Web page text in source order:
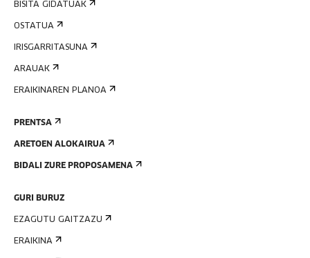
BISITA GIDATUAK
OSTATUA
IRISGARRITASUNA
ARAUAK
ERAIKINAREN PLANOA
PRENTSA
ARETOEN ALOKAIRUA
BIDALI ZURE PROPOSAMENA
GURI BURUZ
EZAGUTU GAITZAZU
ERAIKINA